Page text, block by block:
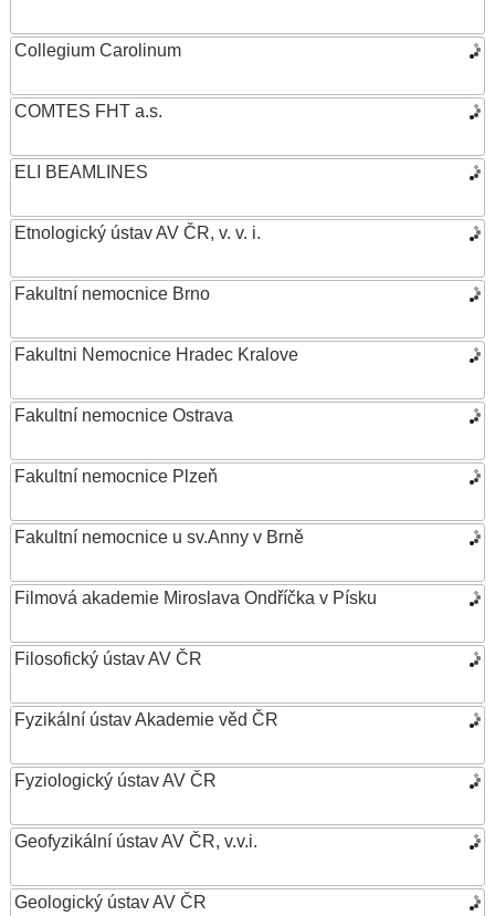
Collegium Carolinum
COMTES FHT a.s.
ELI BEAMLINES
Etnologický ústav AV ČR, v. v. i.
Fakultní nemocnice Brno
Fakultni Nemocnice Hradec Kralove
Fakultní nemocnice Ostrava
Fakultní nemocnice Plzeň
Fakultní nemocnice u sv.Anny v Brně
Filmová akademie Miroslava Ondříčka v Písku
Filosofický ústav AV ČR
Fyzikální ústav Akademie věd ČR
Fyziologický ústav AV ČR
Geofyzikální ústav AV ČR, v.v.i.
Geologický ústav AV ČR